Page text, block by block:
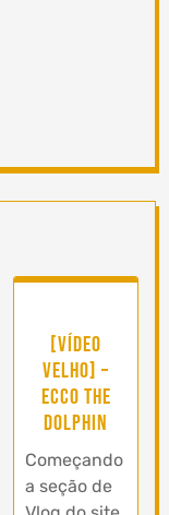
[Vídeo
Velho] –
Ecco the
Dolphin
Começando
a seção de